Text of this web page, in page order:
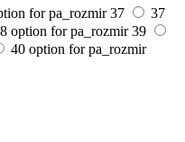
for pa_rozmir 37
37
option for pa_rozmir 39
40 option for pa_rozmir